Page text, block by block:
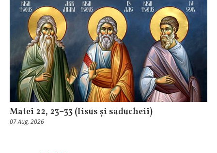
Matei 22, 23–33 (Iisus și saducheii)
07 Aug, 2026